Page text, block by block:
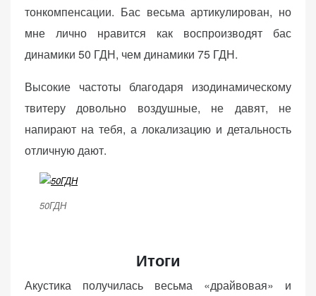
тонкомпенсации. Бас весьма артикулирован, но
мне лично нравится как воспроизводят бас
динамики 50 ГДН, чем динамики 75 ГДН.
Высокие частоты благодаря изодинамическому
твитеру довольно воздушные, не давят, не
напирают на тебя, а локализацию и детальность
отличную дают.
50ГДН
Итоги
Акустика получилась весьма «драйвовая» и